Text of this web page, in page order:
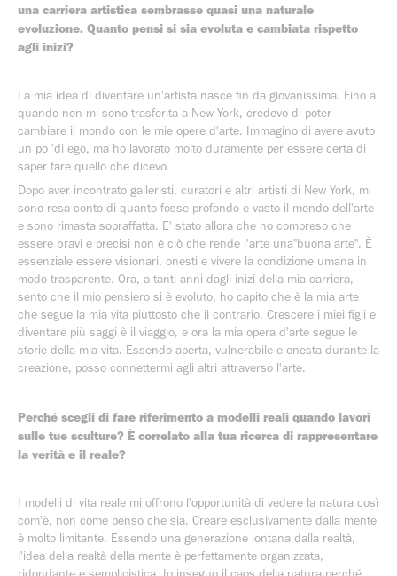
una carriera artistica sembrasse quasi una naturale
evoluzione. Quanto pensi si sia evoluta e cambiata rispetto
agli inizi?
La mia idea di diventare un'artista nasce fin da giovanissima. Fino a
quando non mi sono trasferita a New York, credevo di poter
cambiare il mondo con le mie opere d'arte. Immagino di avere avuto
un po 'di ego, ma ho lavorato molto duramente per essere certa di
saper fare quello che dicevo.
Dopo aver incontrato galleristi, curatori e altri artisti di New York, mi
sono resa conto di quanto fosse profondo e vasto il mondo dell'arte
e sono rimasta sopraffatta. E' stato allora che ho compreso che
essere bravi e precisi non è ciò che rende l'arte una"buona arte". È
essenziale essere visionari, onesti e vivere la condizione umana in
modo trasparente. Ora, a tanti anni dagli inizi della mia carriera,
sento che il mio pensiero si è evoluto, ho capito che è la mia arte
che segue la mia vita piuttosto che il contrario. Crescere i miei figli e
diventare più saggi è il viaggio, e ora la mia opera d'arte segue le
storie della mia vita. Essendo aperta, vulnerabile e onesta durante la
creazione, posso connettermi agli altri attraverso l'arte.
Perché scegli di fare riferimento a modelli reali quando lavori
sulle tue sculture? È correlato alla tua ricerca di rappresentare
la verità e il reale?
I modelli di vita reale mi offrono l'opportunità di vedere la natura così
com'è, non come penso che sia. Creare esclusivamente dalla mente
è molto limitante. Essendo una generazione lontana dalla realtà,
l'idea della realtà della mente è perfettamente organizzata,